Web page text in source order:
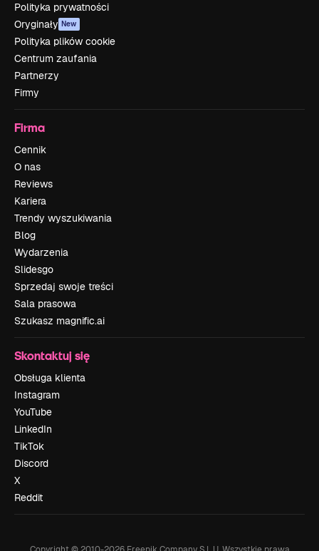
Polityka prywatności
Oryginały New
Polityka plików cookie
Centrum zaufania
Partnerzy
Firmy
Firma
Cennik
O nas
Reviews
Kariera
Trendy wyszukiwania
Blog
Wydarzenia
Slidesgo
Sprzedaj swoje treści
Sala prasowa
Szukasz magnific.ai
Skontaktuj się
Obsługa klienta
Instagram
YouTube
LinkedIn
TikTok
Discord
X
Reddit